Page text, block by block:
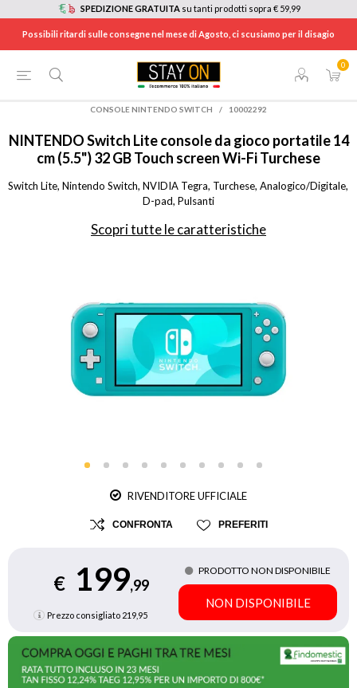
SPEDIZIONE GRATUITA su tanti prodotti sopra € 59,99
Possibili ritardi sulle consegne nel mese di Agosto, ci scusiamo per il disagio
0
CONSOLE E VIDEOGIOCHI
CONSOLE NINTENDO SWITCH
/ 10002292
NINTENDOSwitch Lite console da gioco portatile 14
cm (5.5") 32 GB Touch screen Wi-Fi Turchese
Switch Lite, Nintendo Switch, NVIDIA Tegra, Turchese, Analogico/Digitale,
D-pad, Pulsanti
Scopri tutte le caratteristiche
RIVENDITORE UFFICIALE
CONFRONTA PREFERITI
€ 199,99
Prezzo consigliato 219,95
PRODOTTO NON DISPONIBILE
NON DISPONIBILE